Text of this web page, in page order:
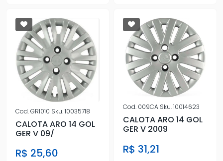
Cod.GRI010 Sku.10035718
CALOTA ARO 14 GOL
GER V 09/
R$ 25,60
Cod. 009CA Sku.10014623
CALOTA ARO 14 GOL
GER V 2009
R$ 31,21